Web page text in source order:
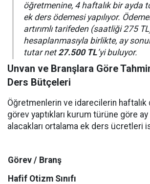
öğretmenine, 4 haftalık bir ayda
ek ders ödemesi yapılıyor.
artırımlı tarifeden (saatliği 275
hesaplanmasıyla birlikte, ay
tutar net27.500 TL’yi buluyor.
Unvan ve Branşlara Göre
Ders Bütçeleri
Öğretmenlerin ve idarecilerin
görev yaptıkları kurum türüne göre
alacakları ortalama ek ders ücretleri
Görev / Branş
Hafif Otizm Sınıfı